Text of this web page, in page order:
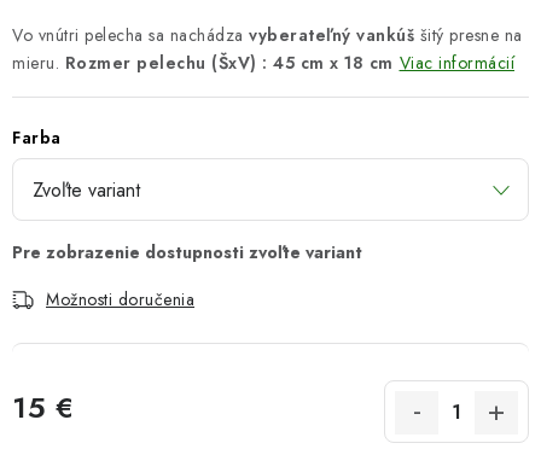
Vo vnútri pelecha sa nachádza vyberateľný vankúš šitý presne na
mieru. Rozmer pelechu (ŠxV) : 45 cm x 18 cm Viac informácií
Farba
Možnosti doručenia
15 €